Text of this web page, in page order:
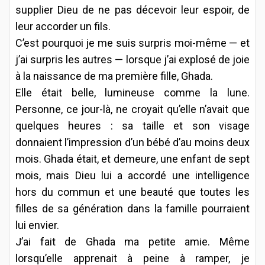
supplier Dieu de ne pas décevoir leur espoir, de
leur accorder un fils.
C’est pourquoi je me suis surpris moi-même — et
j’ai surpris les autres — lorsque j’ai explosé de joie
à la naissance de ma première fille, Ghada.
Elle était belle, lumineuse comme la lune.
Personne, ce jour-là, ne croyait qu’elle n’avait que
quelques heures : sa taille et son visage
donnaient l’impression d’un bébé d’au moins deux
mois. Ghada était, et demeure, une enfant de sept
mois, mais Dieu lui a accordé une intelligence
hors du commun et une beauté que toutes les
filles de sa génération dans la famille pourraient
lui envier.
J’ai fait de Ghada ma petite amie. Même
lorsqu’elle apprenait à peine à ramper, je